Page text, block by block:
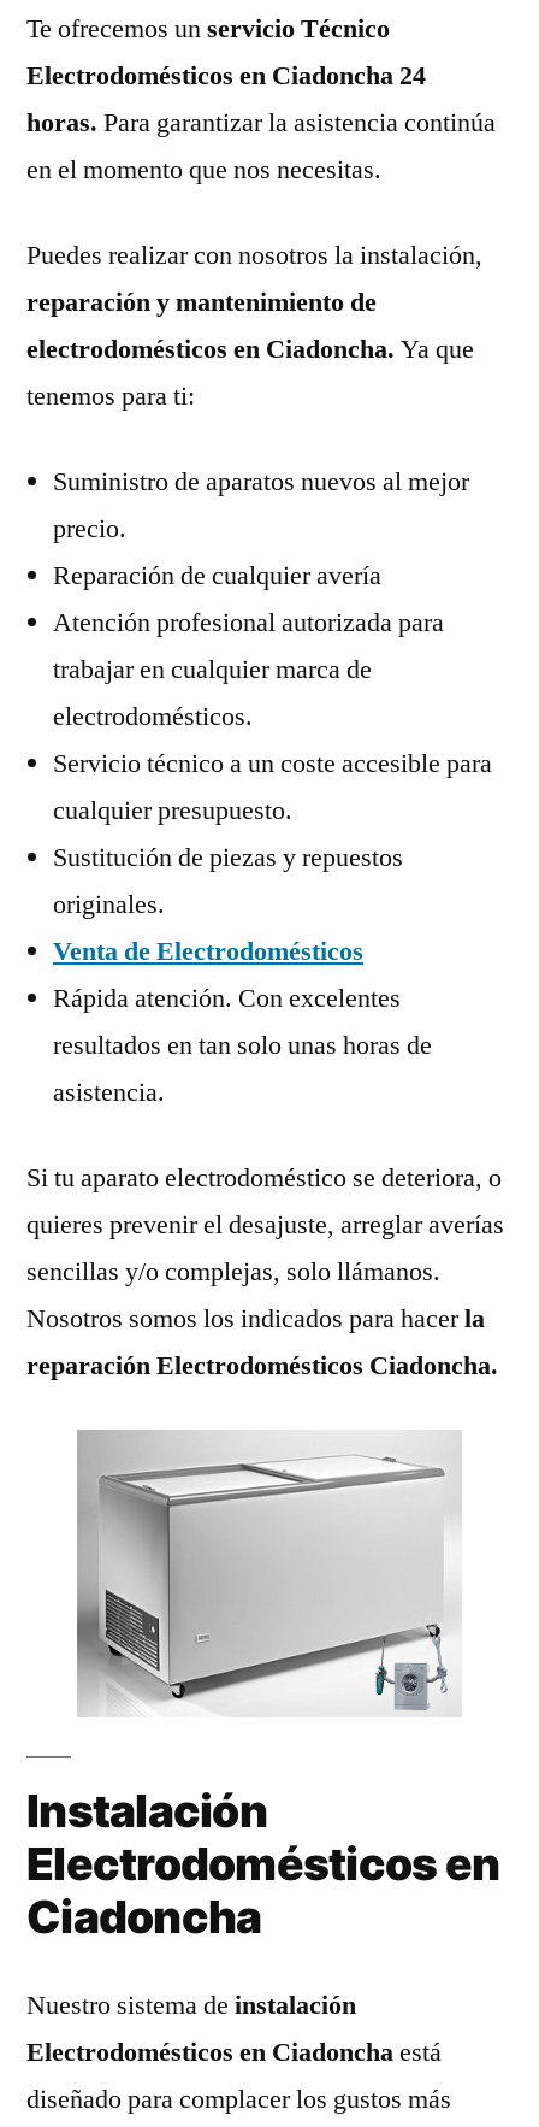
Te ofrecemos unservicio Técnico
Electrodomésticos en Ciadoncha 24
horas. Para garantizar la asistencia continúa
en el momento que nos necesitas.
Puedes realizar con nosotros la instalación,
reparación y mantenimiento de
electrodomésticos en Ciadoncha. Ya que
tenemos para ti:
Suministro de aparatos nuevos al mejor
precio.
Reparación de cualquier avería
Atención profesional autorizada para
trabajar en cualquier marca de
electrodomésticos.
Servicio técnico a un coste accesible para
cualquier presupuesto.
Sustitución de piezas y repuestos
originales.
Venta de Electrodomésticos
Rápida atención. Con excelentes
resultados en tan solo unas horas de
asistencia.
Si tu aparato electrodoméstico se deteriora, o
quieres prevenir el desajuste, arreglar averías
sencillas y/o complejas, solo llámanos.
Nosotros somos los indicados para hacerla
reparación Electrodomésticos Ciadoncha.
Instalación
Electrodomésticos en
Ciadoncha
Nuestro sistema de instalación
Electrodomésticos en Ciadonchaestá
diseñado para complacer los gustos más